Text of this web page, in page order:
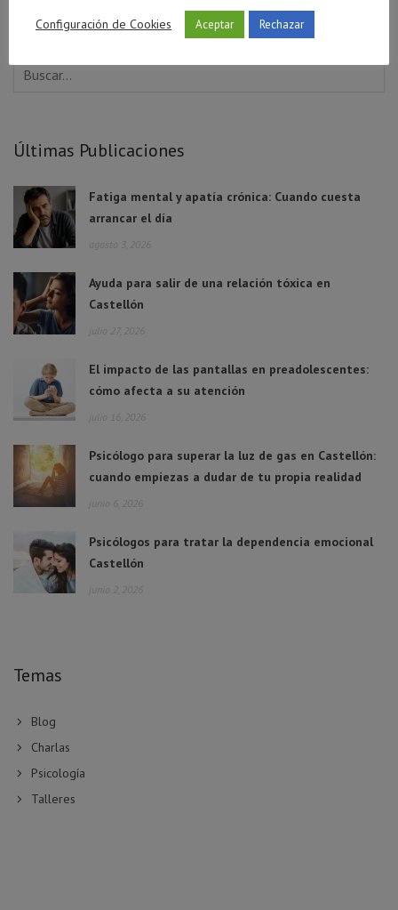
Últimas Publicaciones
Fatiga mental y apatía crónica: Cuando cuesta
arrancar el día
agosto 3, 2026
Ayuda para salir de una relación tóxica en
Castellón
julio 27, 2026
El impacto de las pantallas en preadolescentes:
cómo afecta a su atención
julio 16, 2026
Psicólogo para superar la luz de gas en Castellón:
cuando empiezas a dudar de tu propia realidad
junio 6, 2026
Psicólogos para tratar la dependencia emocional
Castellón
junio 2, 2026
Temas
Blog
Charlas
Psicología
Talleres
Configuración de Cookies Aceptar Rechazar